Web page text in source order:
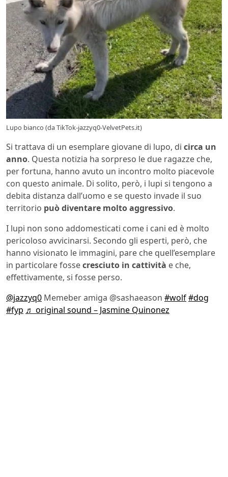
Lupo bianco (da TikTok-jazzyq0-VelvetPets.it)
Si trattava di un esemplare giovane di lupo, di circa un
anno. Questa notizia ha sorpreso le due ragazze che,
per fortuna, hanno avuto un incontro molto piacevole
con questo animale. Di solito, però, i lupi si tengono a
debita distanza dall’uomo e se questo invade il suo
territorio può diventare molto aggressivo.
I lupi non sono addomesticati come i cani ed è molto
pericoloso avvicinarsi. Secondo gli esperti, però, che
hanno visionato le immagini, pare che quell’esemplare
in particolare fossecresciuto in cattività e che,
effettivamente, si fosse perso.
@jazzyq0 Memeber amiga @sashaeason #wolf#dog
#fyp ♬ original sound – Jasmine Quinonez